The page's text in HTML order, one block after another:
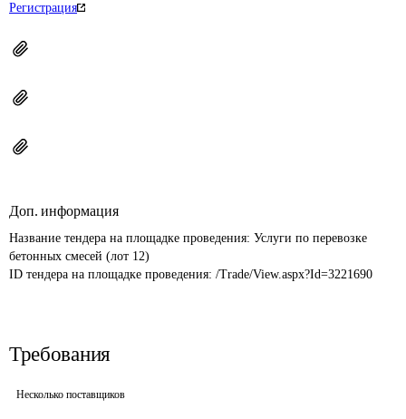
Регистрация
Доп. информация
Название тендера на площадке проведения: Услуги по перевозке
бетонных смесей (лот 12)
ID тендера на площадке проведения: /Trade/View.aspx?Id=3221690
Требования
Несколько поставщиков